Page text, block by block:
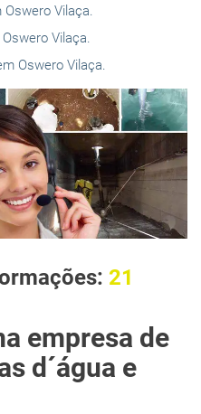
Oswero Vilaça.
Vilaça.
Oswero Vilaça.
21
empresa de
d´água e